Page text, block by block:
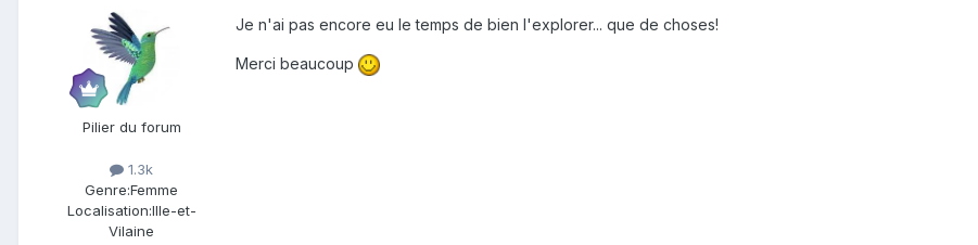
Pilier du forum
1.3k
Genre:Femme
Localisation:Ille-et-
Vilaine
Je n'ai pas encore eu le temps de bien l'explorer... que de choses!
Merci beaucoup